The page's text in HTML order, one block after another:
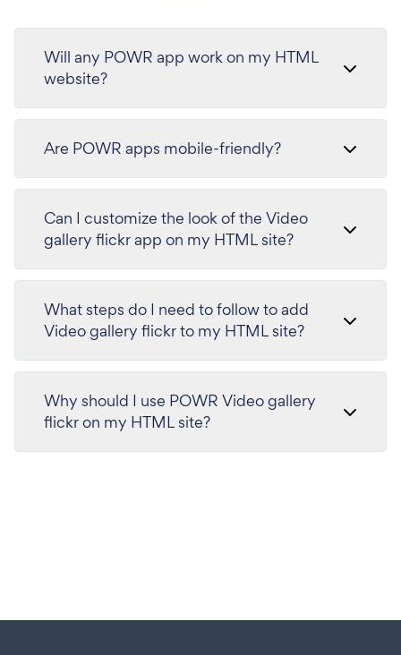
Will any POWR app work on my HTML
website?
Are POWR apps mobile-friendly?
Can I customize the look of the Video
gallery flickr app on my HTML site?
What steps do I need to follow to add
Video gallery flickr to my HTML site?
Why should I use POWR Video gallery
flickr on my HTML site?